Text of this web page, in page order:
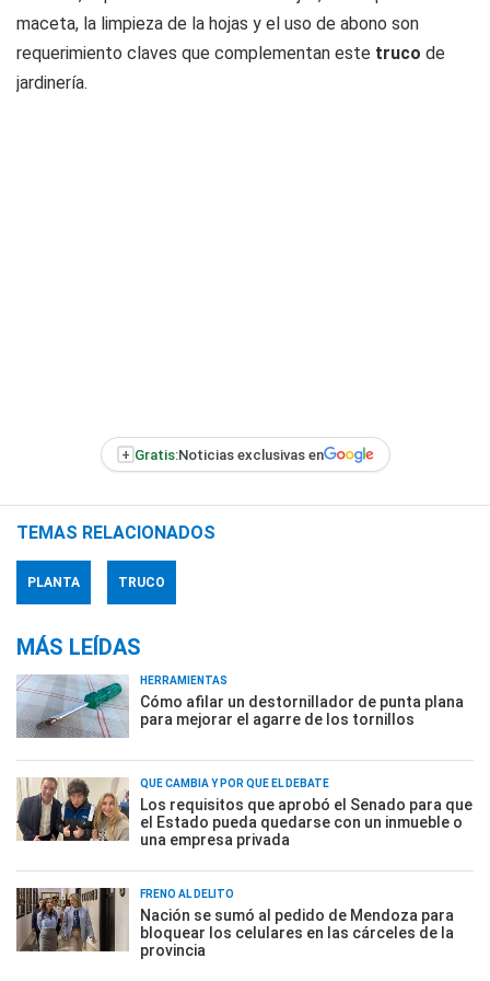
maceta, la limpieza de la hojas y el uso de abono son
requerimiento claves que complementan este truco de
jardinería.
+ Gratis:Noticias exclusivas en
TEMAS RELACIONADOS
PLANTA TRUCO
MÁS LEÍDAS
HERRAMIENTAS
Cómo afilar un destornillador de punta plana
para mejorar el agarre de los tornillos
QUÉ CAMBIA Y POR QUÉ EL DEBATE
Los requisitos que aprobó el Senado para que
el Estado pueda quedarse con un inmueble o
una empresa privada
FRENO AL DELITO
Nación se sumó al pedido de Mendoza para
bloquear los celulares en las cárceles de la
provincia